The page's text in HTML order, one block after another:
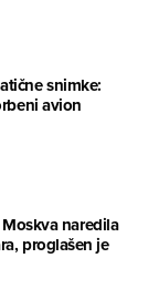
snimke:
avion
Moskva naredila
proglašen je